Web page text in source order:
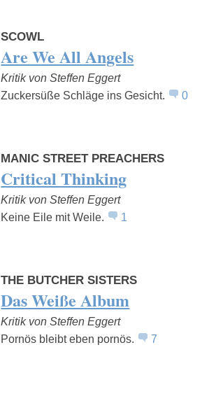
SCOWL
Are We All Angels
Kritik von Steffen Eggert
Zuckersüße Schläge ins Gesicht.
0
MANIC STREET PREACHERS
Critical Thinking
Kritik von Steffen Eggert
Keine Eile mit Weile.
1
THE BUTCHER SISTERS
Das Weiße Album
Kritik von Steffen Eggert
Pornös bleibt eben pornös.
7